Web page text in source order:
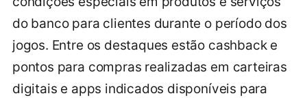
do banco para clientes durante o período dos
jogos. Entre os destaques estão cashback e
pontos para compras realizadas em carteiras
digitais e apps indicados disponíveis para